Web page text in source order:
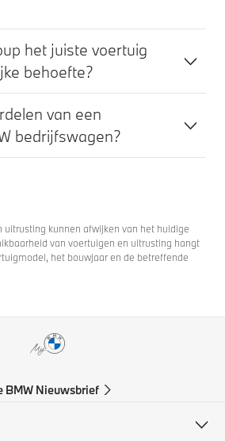
het juiste voertuig
behoefte?
van een
bedrijfswagen?
uitrusting kunnen afwijken van het huidige
van voertuigen en uitrusting hangt
het bouwjaar en de betreffende
BMW Nieuwsbrief